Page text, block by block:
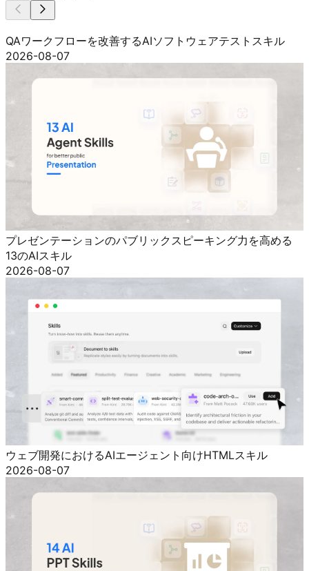
QAワークフローを改善するAIソフトウェアテストスキル
2026-08-07
プレゼンテーションのパブリックスピーキング力を高める
13のAIスキル
2026-08-07